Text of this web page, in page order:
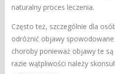
naturalny proces leczenia.
Często też, szczególnie dla
odróżnić objawy
choroby ponieważ objawy te
razie wątpliwości należy